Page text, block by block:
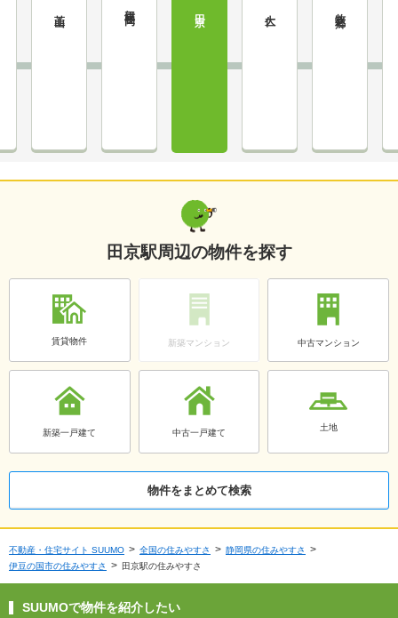
田京駅周辺の物件を探す
賃貸物件 新築マンション 中古マンション
新築一戸建て 中古一戸建て
土地
物件をまとめて検索
不動産・住宅サイト SUUMO 全国の住みやすさ
静岡県の住みやすさ
伊豆の国市の住みやすさ
田京駅の住みやすさ
SUUMOで物件を紹介したい